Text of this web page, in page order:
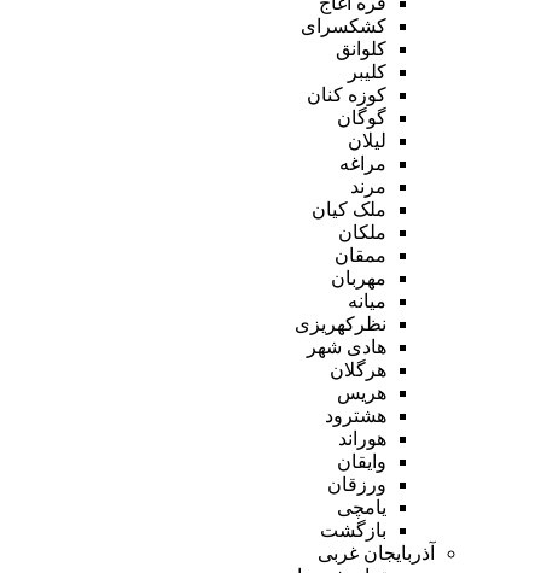
کشکسرای
کلوانق
کلیبر
کوزه کنان
گوگان
لیلان
مراغه
مرند
ملک کیان
ملکان
ممقان
مهربان
میانه
نظرکهریزی
هادی شهر
هرگلان
هریس
هشترود
هوراند
وایقان
ورزقان
یامچی
بازگشت
آذربایجان غربی